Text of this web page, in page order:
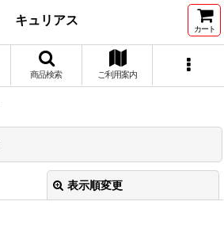
キュリアス
カート
商品検索 ご利用案内
表示順変更